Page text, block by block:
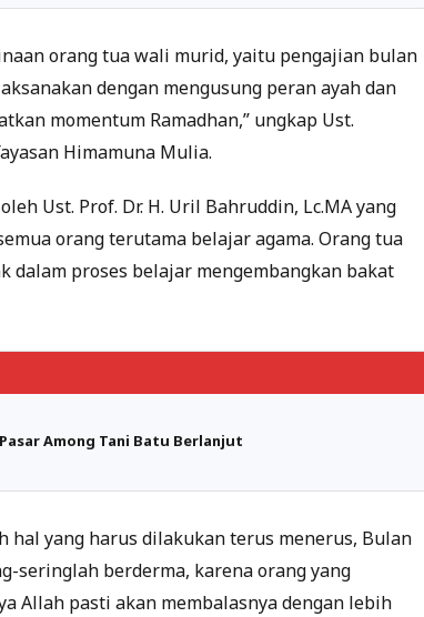
orang tua wali murid, yaitu pengajian bulan
dengan mengusung peran ayah dan
momentum Ramadhan,” ungkap Ust.
Himamuna Mulia.
Ust. Prof. Dr. H. Uril Bahruddin, Lc.MA yang
orang terutama belajar agama. Orang tua
dalam proses belajar mengembangkan bakat
Among Tani Batu Berlanjut
hal yang harus dilakukan terus menerus, Bulan
seringlah berderma, karena orang yang
Allah pasti akan membalasnya dengan lebih